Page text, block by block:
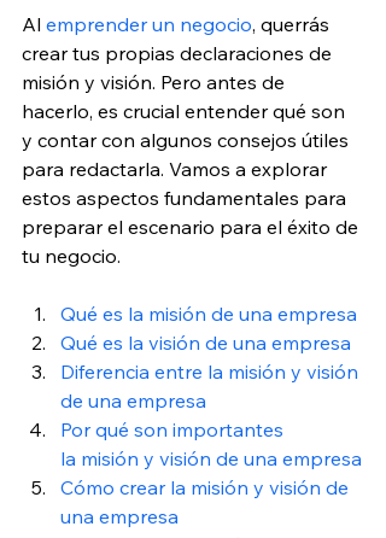
Al emprender un negocio, querrás
crear tus propias declaraciones de
misión y visión. Pero antes de
hacerlo, es crucial entender qué son
y contar con algunos consejos útiles
para redactarla. Vamos a explorar
estos aspectos fundamentales para
preparar el escenario para el éxito de
tu negocio.
Qué es la misión de una empresa
Qué es la visión de una empresa
Diferencia entre la misión y visión
de una empresa
Por qué son importantes
la misión y visión de una empresa
Cómo crear la misión y visión de
una empresa